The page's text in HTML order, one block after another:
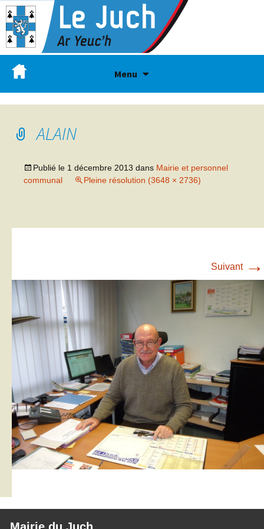
Menu
ALAIN
Publié le 1 décembre 2013 dans Mairie et personnel
communal
Pleine résolution (3648 × 2736)
Suivant →